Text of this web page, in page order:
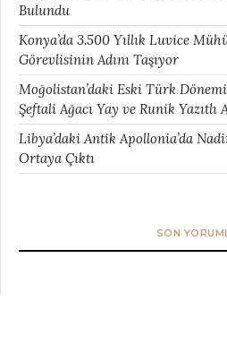
Bulundu
Konya’da 3.500 Yıllık Luvice
Görevlisinin Adını Taşıyor
Moğolistan’daki Eski Türk
Şeftali Ağacı Yay ve Runik Yazıtlı
Libya’daki Antik Apollonia’da
Ortaya Çıktı
SON